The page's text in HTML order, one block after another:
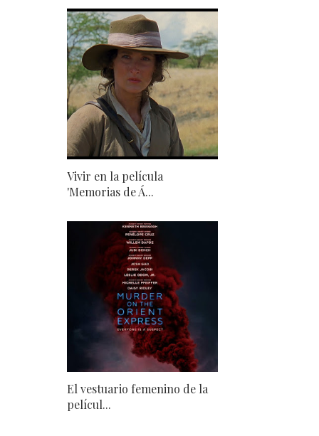
Vivir en la película
'Memorias de Á...
El vestuario femenino de la
películ...